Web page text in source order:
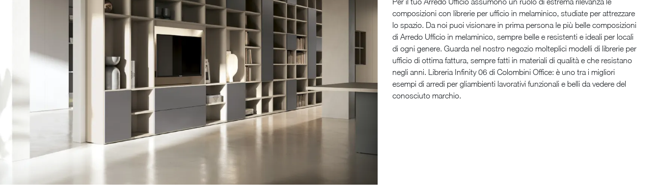
composizioni con librerie per ufficio in melaminico, studiate per attrezzare
lo spazio. Da noi puoi visionare in prima persona le più belle composizioni
di Arredo Ufficio in melaminico, sempre belle e resistenti e ideali per locali
di ogni genere. Guarda nel nostro negozio molteplici modelli di librerie per
ufficio di ottima fattura, sempre fatti in materiali di qualità e che resistano
negli anni. Libreria Infinity 06 di Colombini Office: è uno tra i migliori
esempi di arredi per gliambienti lavorativi funzionali e belli da vedere del
conosciuto marchio.